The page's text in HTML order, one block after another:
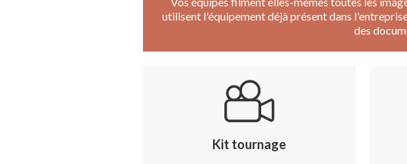
utilisent l'équipement déjà présent dans
des
Kit tournage